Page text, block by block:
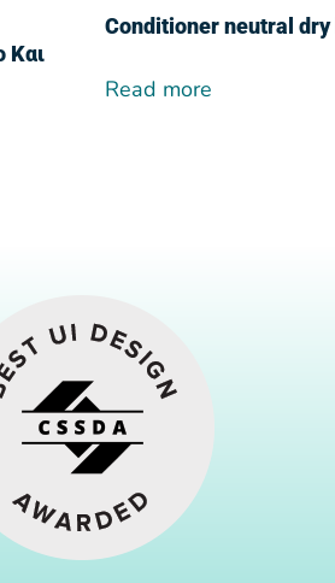
Και
Conditioner neutral
Read more